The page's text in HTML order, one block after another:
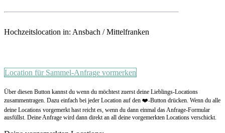
Hochzeitslocation in: Ansbach / Mittelfranken
Location für Sammel-Anfrage vormerken
Über diesen Button kannst du wenn du möchtest zuerst deine Lieblings-Locations
zusammentragen. Dazu einfach bei jeder Location auf den ❤️-Button drücken. Wenn du alle
deine Locations vorgemerkt hast reicht es, wenn du dann einmal das Anfrage-Formular
ausfüllst. Deine Anfrage wird dann direkt an all deine vorgemerkten Locations verschickt.